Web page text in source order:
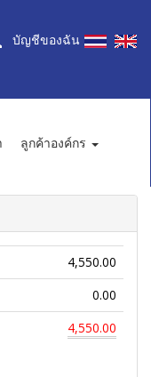
บัญชีของฉัน
ลูกค้าองค์กร
4,550.00
0.00
4,550.00